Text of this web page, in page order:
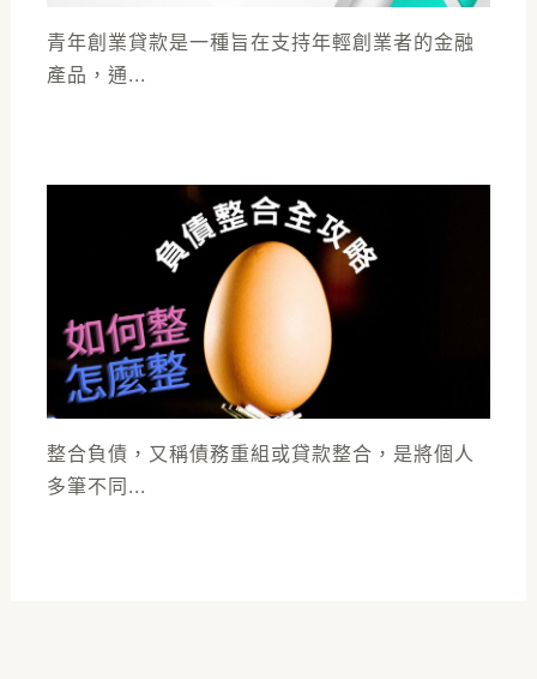
青年創業貸款是一種旨在支持年輕創業者的金融
產品，通...
整合負債，又稱債務重組或貸款整合，是將個人
多筆不同...